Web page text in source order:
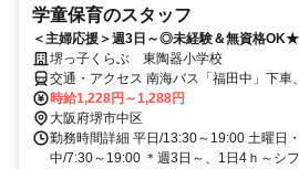
学童保育のスタッフ
＜主婦応援＞週3日～◎未経験＆無資格OK★
堺っ子くらぶ 東陶器小学校
交通・アクセス 南海バス「福田中」下車
時給1,228円～1,288円
大阪府堺市中区
勤務時間詳細 平日/13:30～19:00 土曜日
中/7:30～19:00 ＊週3日～、1日4ｈ～シ